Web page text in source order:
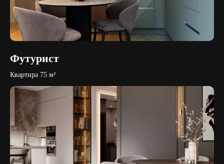
Футурист
Квартира 75 м²